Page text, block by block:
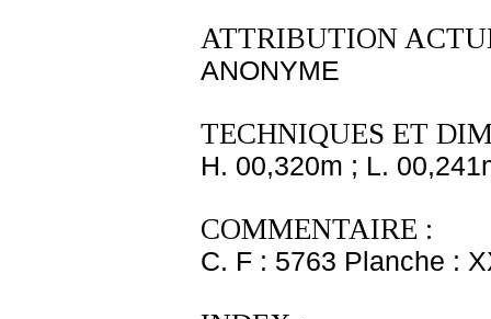
ATTRIBUTION
ANONYME
TECHNIQUES ET
H. 00,320m ; L.
COMMENTAIRE :
C. F : 5763 Planche :